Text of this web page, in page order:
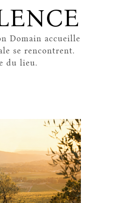
Domain accueille
se rencontrent.
du lieu.